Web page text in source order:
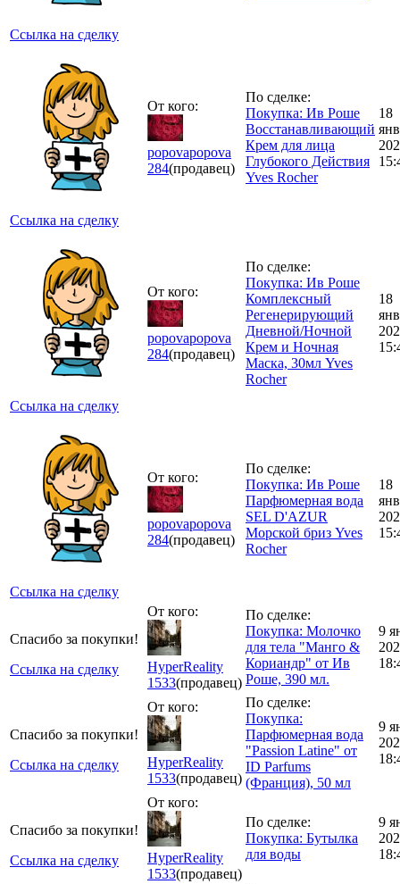
Ссылка на сделку
Ссылка на сделку
От кого:
popovapopova
284(продавец)
По сделке:
Покупка: Ив Роше
Восстанавливающий
Крем для лица
Глубокого Действия
Yves Rocher
18
янв
Ссылка на сделку
От кого:
popovapopova
284(продавец)
По сделке:
Покупка: Ив Роше
Комплексный
Регенерирующий
Дневной/Ночной
Крем и Ночная
Маска, 30мл Yves
Rocher
18
янв
Ссылка на сделку
От кого:
popovapopova
284(продавец)
По сделке:
Покупка: Ив Роше
Парфюмерная вода
SEL D'AZUR
Морской бриз Yves
Rocher
18
янв
Спасибо за покупки!
Ссылка на сделку
От кого:
HyperReality
1533(продавец)
По сделке:
Покупка: Молочко
для тела "Манго &
Кориандр" от Ив
Роше, 390 мл.
9
Спасибо за покупки!
Ссылка на сделку
От кого:
HyperReality
1533(продавец)
По сделке:
Покупка:
Парфюмерная вода
"Passion Latine" от
ID Parfums
(Франция), 50 мл
9
Спасибо за покупки!
Ссылка на сделку
От кого:
HyperReality
1533(продавец)
По сделке:
Покупка: Бутылка
для воды
9